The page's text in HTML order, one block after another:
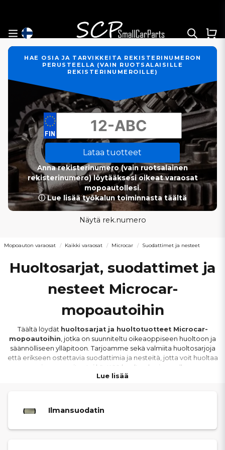
HAE OSIA JA TARVIKKEITA REKISTERINUMERON
PERUSTEELLA (VAIN RUOTSALAISILLE
REKISTERINUMEROILLE)
Lataa tuotteet
Anna rekisterinumero (vain ruotsalainen
rekisterinumero) löytääksesi oikeat varaosat
mopoautollesi.
ⓘ Lue lisää työkalun toiminnasta täältä
Näytä rek.numero
Mopoauton varaosat Kaikki varaosat Microcar Suodattimet ja nesteet
Huoltosarjat, suodattimet ja
nesteet Microcar-
mopoautoihin
Täältä löydät huoltosarjat ja huoltotuotteet Microcar-
mopoautoihin, jotka on suunniteltu oikeaoppiseen huoltoon ja
säännölliseen ylläpitoon. Tarjoamme sekä valmiita huoltosarjoja
että erikseen ostettavia suodattimia ja nesteitä, jotta voit huoltaa
ajoneuvon itse tai käyttää huoltoa korjaamolla.
eri moottorivaihtoehdoille, kuten
2TNE68, mikä takaa oikean yhteensopivuuden ja tekniset
Lue lisää
Ilmansuodatin